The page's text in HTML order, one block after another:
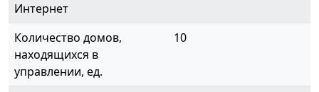
Интернет
Количество домов,
находящихся в
управлении, ед.
10